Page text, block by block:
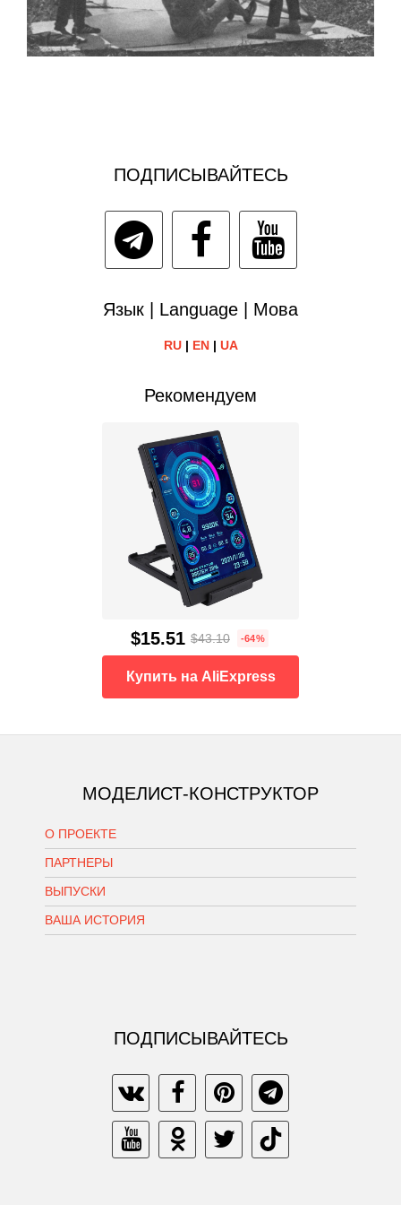
ПОДПИСЫВАЙТЕСЬ
Язык | Language | Мова
RU| EN| UA
Рекомендуем
$15.51 $43.10 -64%
Купить на AliExpress
МОДЕЛИСТ-КОНСТРУКТОР
О ПРОЕКТЕ
ПАРТНЕРЫ
ВЫПУСКИ
ВАША ИСТОРИЯ
ПОДПИСЫВАЙТЕСЬ